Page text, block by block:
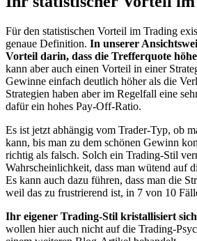
Für den statistischen Vorteil im Trading
genaue Definition. In unserer
Vorteil darin, dass die Trefferquote
kann aber auch einen Vorteil in einer
Gewinne einfach deutlich höher als die
Strategien haben aber im Regelfall eine
dafür ein hohes Pay-Off-Ratio.
Es ist jetzt abhängig vom Trader-Typ, ob
kann, bis man zu dem schönen Gewinn
richtig als falsch. Solch ein Trading-Stil
Wahrscheinlichkeit, dass man wütend auf
Es kann auch dazu führen, dass man die
weil das zu frustrierend ist, in 7 von 10
Ihr eigener Trading-Stil kristallisiert
wollen hier auch nicht auf die Trading-